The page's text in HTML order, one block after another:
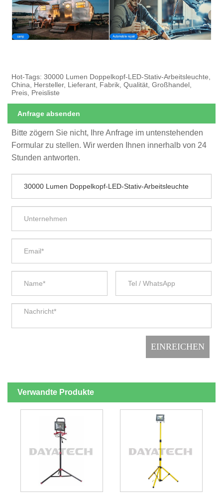
Hot-Tags: 30000 Lumen Doppelkopf-LED-Stativ-Arbeitsleuchte,
China, Hersteller, Lieferant, Fabrik, Qualität, Großhandel,
Preis, Preisliste
Anfrage absenden
Bitte zögern Sie nicht, Ihre Anfrage im untenstehenden
Formular zu stellen. Wir werden Ihnen innerhalb von 24
Stunden antworten.
Verwandte Produkte